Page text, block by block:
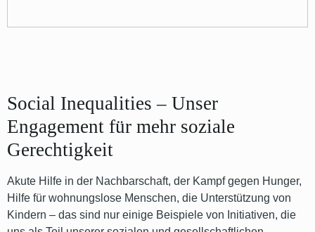
Social Inequalities – Unser
Engagement für mehr soziale
Gerechtigkeit
Akute Hilfe in der Nachbarschaft, der Kampf gegen Hunger,
Hilfe für wohnungslose Menschen, die Unterstützung von
Kindern – das sind nur einige Beispiele von Initiativen, die